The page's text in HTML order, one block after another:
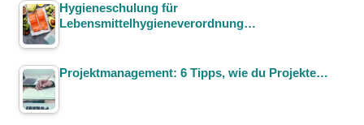
Hygieneschulung für
Lebensmittelhygieneverordnung…
Projektmanagement: 6 Tipps, wie du Projekte…